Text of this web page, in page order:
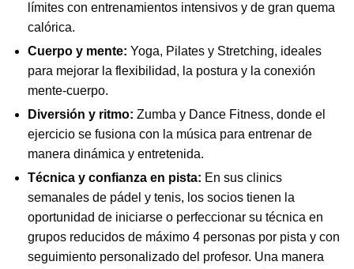
límites con entrenamientos intensivos y de gran quema
calórica.
Cuerpo y mente: Yoga, Pilates y Stretching, ideales
para mejorar la flexibilidad, la postura y la conexión
mente-cuerpo.
Diversión y ritmo: Zumba y Dance Fitness, donde el
ejercicio se fusiona con la música para entrenar de
manera dinámica y entretenida.
Técnica y confianza en pista: En sus clinics
semanales de pádel y tenis, los socios tienen la
oportunidad de iniciarse o perfeccionar su técnica en
grupos reducidos de máximo 4 personas por pista y con
seguimiento personalizado del profesor. Una manera